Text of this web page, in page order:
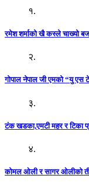
१.
रमेश शर्माको खै कस्ले चाख्यो
२.
गोपाल नेपाल जी एमको “यु एस
३.
टंक खडका,एमटी महर र टिका
४.
कोमल ओली र सागर ओलीको